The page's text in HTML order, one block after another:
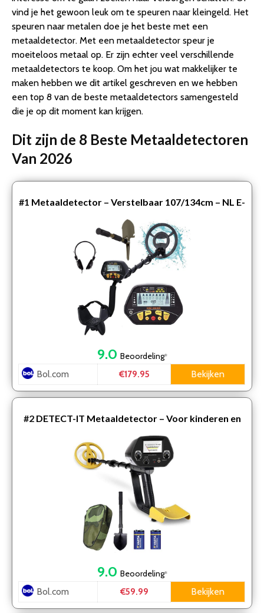
Wat is de beste Metaaldetector van 2026
1. Metaaldetector – Verstelbaar 107/134cm – NL E-
Handleiding – Metaaldetector voor kinderen &
volwassen…
2. DETECT-IT Metaaldetector – Voor kinderen en
volwassenen – Verstelbare hoogte – Incl. Batterijen en
S…
3. MADINE Metaaldetector – Voor kinderen – Kwalitatief
4. Vosoi – Hoogwaardige metaal detector – Inclusief
koptelefoon en schep + opberghoes – Nauwkeurige pin…
5. MacGyver Metaaldetector Target met Unieke
Pinpointer ( nog nauwkeuriger) – Detectie apparaat tot
6. Metaaldetector voor kinderen / volwassen –
7. EFLO® Metaal Detector voor Goud, Munten,
Sierraden, … – Professionele Metaaldetector Inclusief
8. Nokta | Makro Simplex + metaaldetector
vind je het gewoon leuk om te speuren naar kleingeld. Het
speuren naar metalen doe je het beste met een
metaaldetector. Met een metaaldetector speur je
moeiteloos metaal op. Er zijn echter veel verschillende
metaaldetectors te koop. Om het jou wat makkelijker te
maken hebben we dit artikel geschreven en we hebben
een top 8 van de beste metaaldetectors samengesteld
die je op dit moment kan krijgen.
Dit zijn de 8 Beste Metaaldetectoren
Van 2026
#1 Metaaldetector – Verstelbaar 107/134cm – NL E-
Handleiding – Metaaldetector voor kinderen &
volwassen…
9.0 Beoordeling*
Bol.com €179.95 Bekijken
#2 DETECT-IT Metaaldetector – Voor kinderen en
volwassenen – Verstelbare hoogte – Incl. Batterijen
en S…
9.0 Beoordeling*
Bol.com €59.99 Bekijken